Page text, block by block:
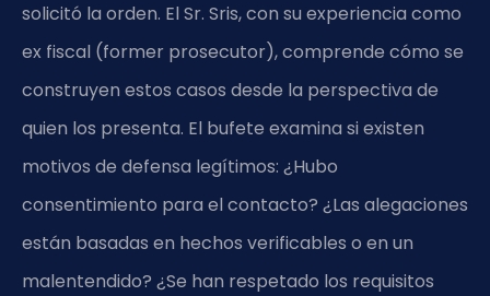
solicitó la orden. El Sr. Sris, con su experiencia como
ex fiscal (former prosecutor), comprende cómo se
construyen estos casos desde la perspectiva de
quien los presenta. El bufete examina si existen
motivos de defensa legítimos: ¿Hubo
consentimiento para el contacto? ¿Las alegaciones
están basadas en hechos verificables o en un
malentendido? ¿Se han respetado los requisitos